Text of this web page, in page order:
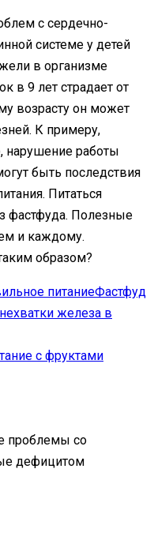
с сердечно-
системе у детей
в организме
в 9 лет страдает от
возрасту он может
К примеру,
нарушение работы
быть последствия
Питаться
фастфуда. Полезные
и каждому.
образом?
питаниеФастфуд
железа в
с фруктами